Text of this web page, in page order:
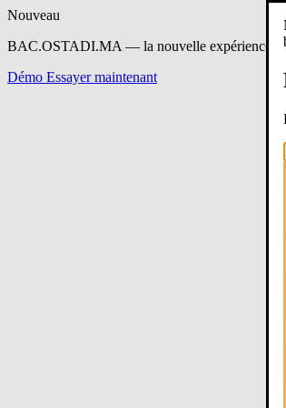
Nouveau
BAC.OSTADI.MA — la nouvelle expérience
Démo Essayer maintenant